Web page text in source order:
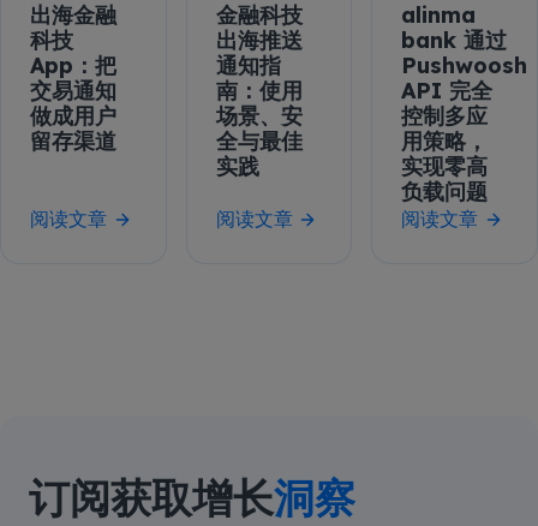
出海金融
科技
App：把
交易通知
做成用户
留存渠道
阅读文章
金融科技
出海推送
通知指
南：使用
场景、安
全与最佳
实践
阅读文章
alinma
bank 通过
Pushwoosh
API 完全
控制多应
用策略，
实现零高
负载问题
阅读文章
订阅获取增长洞察